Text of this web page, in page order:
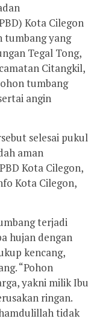
Kota Cilegon
tumbang yang
Tegal Tong,
Citangkil,
tumbang
angin
selesai pukul
aman
Kota Cilegon,
Kota Cilegon,
terjadi
hujan dengan
kencang,
“Pohon
yakni milik Ibu
ringan.
tidak